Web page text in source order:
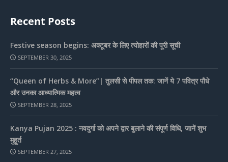
Recent Posts
Festive season begins: अक्टूबर के लिए त्योहारों की पूरी सूची
SEPTEMBER 30, 2025
“Queen of Herbs & More”| तुलसी से पीपल तक: जानें ये 7 पवित्र पौधे
और उनका आध्यात्मिक महत्व
SEPTEMBER 28, 2025
Kanya Pujan 2025 : नवदुर्गा को अपने द्वार बुलाने की संपूर्ण विधि, जानें शुभ
मुहूर्त
SEPTEMBER 27, 2025